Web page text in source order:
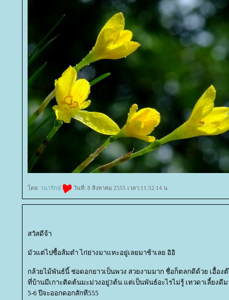
ดย: วนารักษ์ วันที่: 8 สิงหาคม 2555 เวลา:11:52:14 น.
สวัสดีจ้า
มัวแต่ไปซื้อส้มตำ ไก่ย่างมาแทะอยู่เลยมาช้าเลย อิอิ
กล้วยไม้พันธ์นี้ ช่อดอกยาวเป็นพวง สวยงามมาก ชื่อก็ตลกดีด้วย เอื้อง
ที่บ้านมีเกาะติดต้นมะม่วงอยู่3ต้น แต่เป็นพันธ์อะไรไม่รู้ เทวดาเลี้ยงดีม
5-6 ปีจะออกดอกสักที555